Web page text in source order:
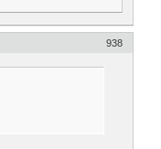
938